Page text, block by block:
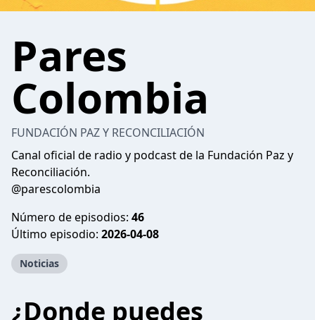
Pares
Colombia
FUNDACIÓN PAZ Y RECONCILIACIÓN
Canal oficial de radio y podcast de la Fundación Paz y
Reconciliación.
@parescolombia
Número de episodios: 46
Último episodio: 2026-04-08
Noticias
¿Donde puedes